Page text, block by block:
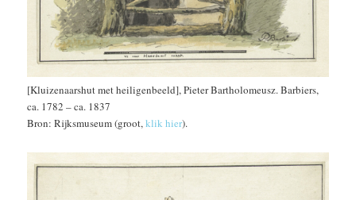
[Kluizenaarshut met heiligenbeeld], Pieter Bartholomeusz. Barbiers,
ca. 1782 – ca. 1837
Bron: Rijksmuseum (groot,klik hier).